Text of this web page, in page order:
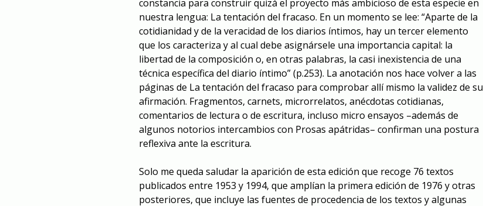
constancia para construir quizá el proyecto más ambicioso de esta especie en
nuestra lengua: La tentación del fracaso. En un momento se lee: “Aparte de la
cotidianidad y de la veracidad de los diarios íntimos, hay un tercer elemento
que los caracteriza y al cual debe asignársele una importancia capital: la
libertad de la composición o, en otras palabras, la casi inexistencia de una
técnica específica del diario íntimo” (p.253). La anotación nos hace volver a las
páginas de La tentación del fracaso para comprobar allí mismo la validez de su
afirmación. Fragmentos, carnets, microrrelatos, anécdotas cotidianas,
comentarios de lectura o de escritura, incluso micro ensayos –además de
algunos notorios intercambios con Prosas apátridas– confirman una postura
reflexiva ante la escritura.
Solo me queda saludar la aparición de esta edición que recoge 76 textos
publicados entre 1953 y 1994, que amplían la primera edición de 1976 y otras
posteriores, que incluye las fuentes de procedencia de los textos y algunas